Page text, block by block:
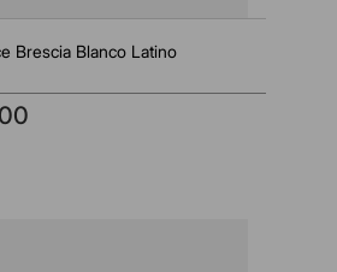
Brescia Blanco Latino
00